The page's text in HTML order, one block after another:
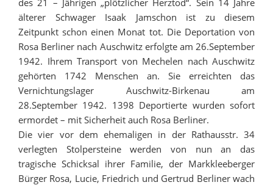
älterer Schwager Isaak Jamschon ist zu diesem
Zeitpunkt schon einen Monat tot. Die Deportation von
Rosa Berliner nach Auschwitz erfolgte am 26.September
1942. Ihrem Transport von Mechelen nach Auschwitz
gehörten 1742 Menschen an. Sie erreichten das
Vernichtungslager Auschwitz-Birkenau am
28.September 1942. 1398 Deportierte wurden sofort
ermordet – mit Sicherheit auch Rosa Berliner.
Die vier vor dem ehemaligen in der Rathausstr. 34
verlegten Stolpersteine werden von nun an das
tragische Schicksal ihrer Familie, der Markkleeberger
Bürger Rosa, Lucie, Friedrich und Gertrud Berliner wach